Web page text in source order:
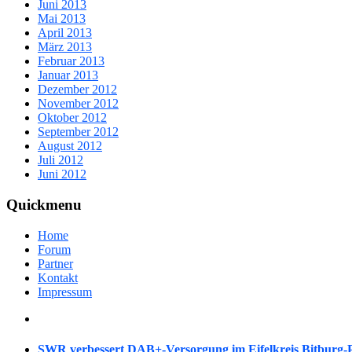
Juni 2013
Mai 2013
April 2013
März 2013
Februar 2013
Januar 2013
Dezember 2012
November 2012
Oktober 2012
September 2012
August 2012
Juli 2012
Juni 2012
Quickmenu
Home
Forum
Partner
Kontakt
Impressum